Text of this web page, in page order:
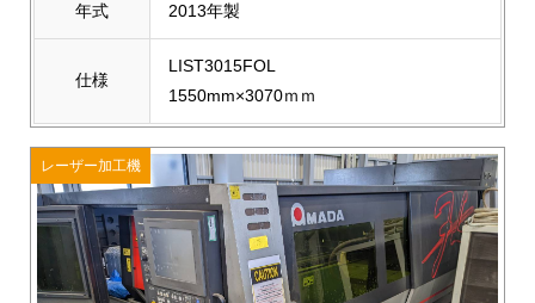
年式 2013年製
仕様
LIST3015FOL
1550mm×3070ｍｍ
レーザー加工機